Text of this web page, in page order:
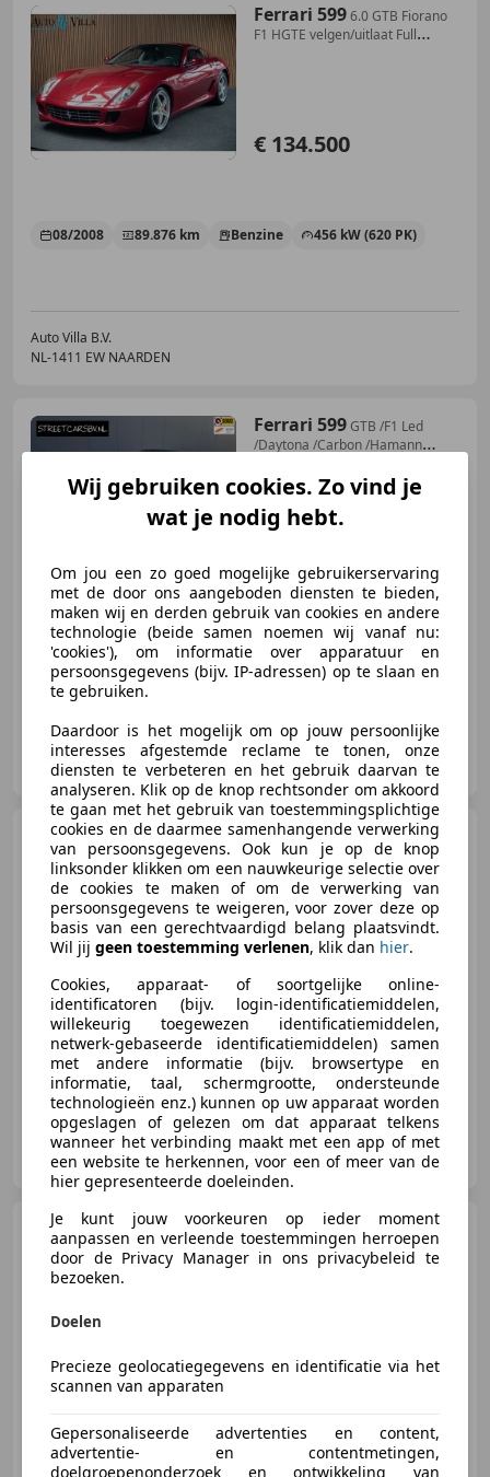
Ferrari 5996.0 GTB Fiorano
F1 HGTE velgen/uitlaat Full
€ 134.500
08/2008 89.876 km Benzine 456 kW (620 PK)
Auto Villa B.V.
NL-1411 EW NAARDEN
Ferrari 599GTB /F1 Led
/Daytona /Carbon /Hamann
12/2006 23.782 km Benzine 456 kW (620 PK)
Streetcars B.V.
NL-5253 CA NIEUWKUIJK
Ferrari 5996.0 GTB V12 F1 |
Carbon | Bose | PPF Folie |
Deale
€ 129.850
06/2007 54.750 km Benzine 456 kW (620 PK)
Den Engelsen Exclusive B.V.
NL-5531 MX BLADEL
Ferrari 5996.0 GTB Fiorano
F1
06/2008 34.500 km Benzine 456 kW (620 PK)
Wij gebruiken cookies. Zo vind je
wat je nodig hebt.
Om jou een zo goed mogelijke gebruikerservaring
met de door ons aangeboden diensten te bieden,
maken wij en derden gebruik van cookies en andere
technologie (beide samen noemen wij vanaf nu:
'cookies'), om informatie over apparatuur en
persoonsgegevens (bijv. IP-adressen) op te slaan en
te gebruiken.
Daardoor is het mogelijk om op jouw persoonlijke
interesses afgestemde reclame te tonen, onze
diensten te verbeteren en het gebruik daarvan te
analyseren. Klik op de knop rechtsonder om akkoord
te gaan met het gebruik van toestemmingsplichtige
cookies en de daarmee samenhangende verwerking
van persoonsgegevens. Ook kun je op de knop
linksonder klikken om een nauwkeurige selectie over
de cookies te maken of om de verwerking van
persoonsgegevens te weigeren, voor zover deze op
basis van een gerechtvaardigd belang plaatsvindt.
Wil jij geen toestemming verlenen, klik dan hier.
Cookies, apparaat- of soortgelijke online-
identificatoren (bijv. login-identificatiemiddelen,
willekeurig toegewezen identificatiemiddelen,
netwerk-gebaseerde identificatiemiddelen) samen
met andere informatie (bijv. browsertype en
informatie, taal, schermgrootte, ondersteunde
technologieën enz.) kunnen op uw apparaat worden
opgeslagen of gelezen om dat apparaat telkens
wanneer het verbinding maakt met een app of met
een website te herkennen, voor een of meer van de
hier gepresenteerde doeleinden.
Je kunt jouw voorkeuren op ieder moment
aanpassen en verleende toestemmingen herroepen
door de Privacy Manager in ons privacybeleid te
bezoeken.
Doelen
Precieze geolocatiegegevens en identificatie via het
scannen van apparaten
Gepersonaliseerde advertenties en content,
advertentie- en contentmetingen,
doelgroepenonderzoek en ontwikkeling van